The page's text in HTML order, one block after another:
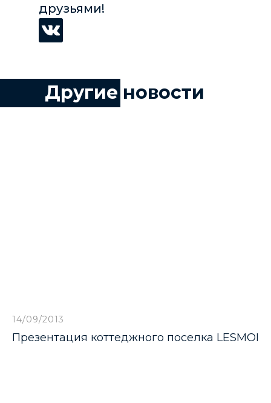
друзьями!
Другие новости
14/09/2013
Презентация коттеджного поселка LESMOI